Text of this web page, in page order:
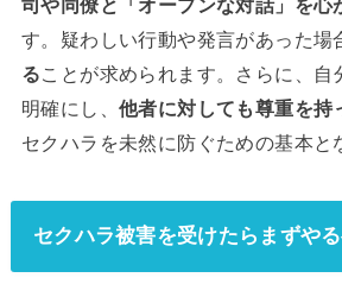
す。疑わしい行動や発言があった場
る ことが求められます。さらに、自
明確にし、 他者に対しても尊重を持
セクハラを未然に防ぐための基本と
セクハラ被害を受けたらまずや